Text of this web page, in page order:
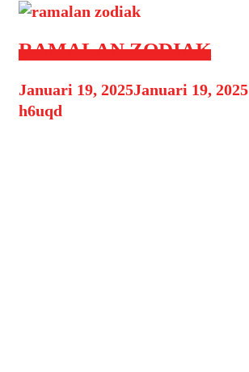
RAMALAN ZODIAK
Januari 19, 2025Januari 19, 2025
h6uqd